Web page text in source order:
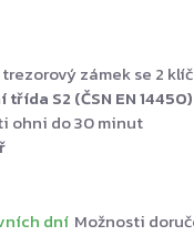
dní Možnosti
zámek se 2
S2 (ČSN EN 14450)
ohni do 30 minut